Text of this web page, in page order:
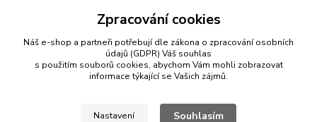
antikvariat.marketa.lazarova@gmail.com
Zpracování cookies
Náš e-shop a partneři potřebují dle zákona o zpracování osobních
údajů (GDPR) Váš souhlas
s použitím souborů cookies, abychom Vám mohli zobrazovat
informace týkající se Vašich zájmů.
Nastavení Souhlasím